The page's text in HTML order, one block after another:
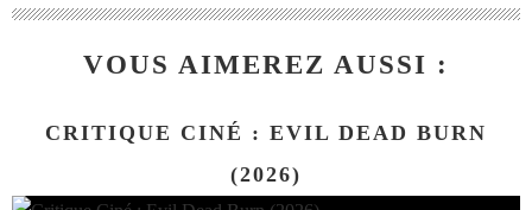
VOUS AIMEREZ AUSSI :
CRITIQUE CINÉ : EVIL DEAD BURN
(2026)